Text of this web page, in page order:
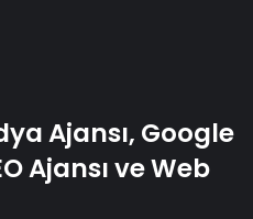
Ajansı, Google
Ajansı ve Web